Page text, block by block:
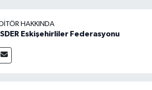
HAKKINDA
Eskişehirliler Federasyonu